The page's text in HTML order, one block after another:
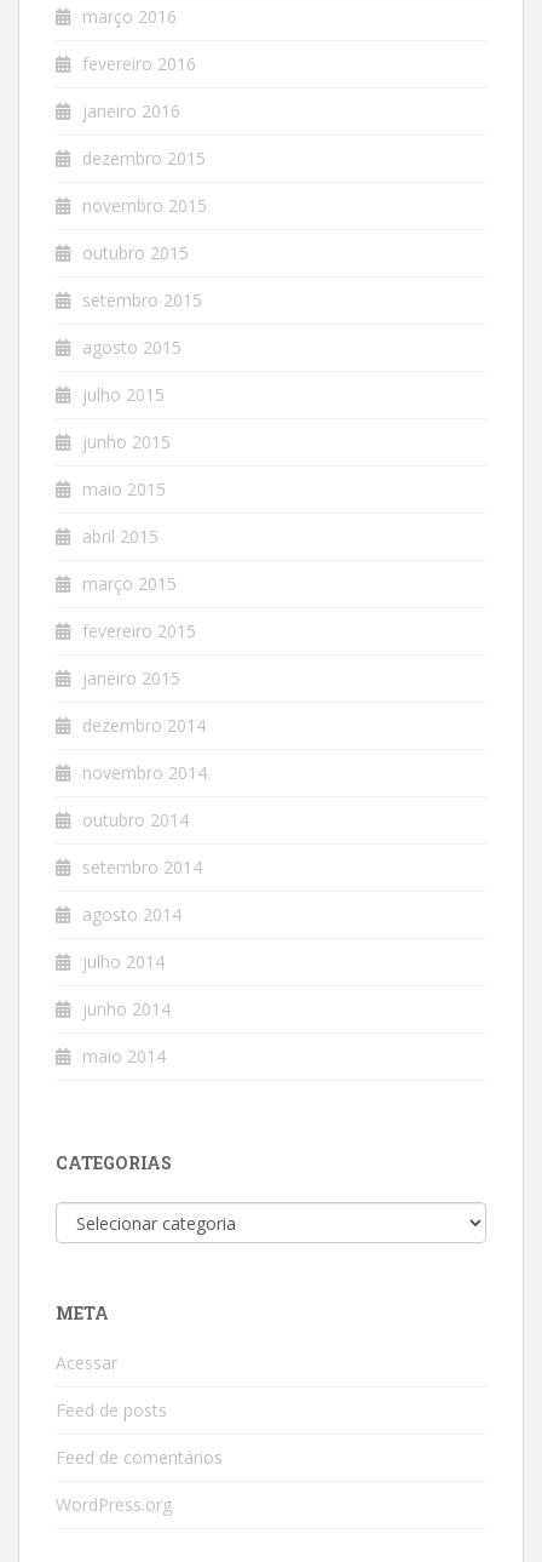
março 2016
fevereiro 2016
janeiro 2016
dezembro 2015
novembro 2015
outubro 2015
setembro 2015
agosto 2015
julho 2015
junho 2015
maio 2015
abril 2015
março 2015
fevereiro 2015
janeiro 2015
dezembro 2014
novembro 2014
outubro 2014
setembro 2014
agosto 2014
julho 2014
junho 2014
maio 2014
CATEGORIAS
Categorias
META
Acessar
Feed de posts
Feed de comentários
WordPress.org